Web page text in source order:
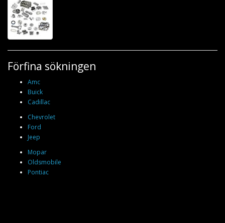
Förfina sökningen
Amc
Buick
Cadillac
Chevrolet
Ford
Jeep
Mopar
Oldsmobile
Pontiac